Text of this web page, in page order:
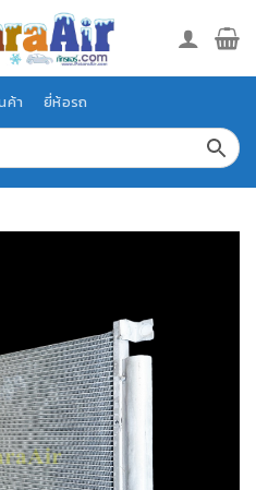
ค้า ยี่ห้อรถ